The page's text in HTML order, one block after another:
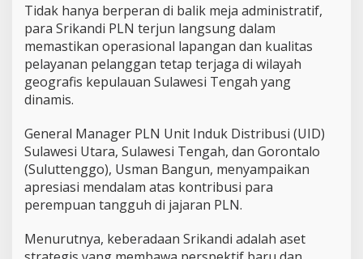
Tidak hanya berperan di balik meja administratif,
para Srikandi PLN terjun langsung dalam
memastikan operasional lapangan dan kualitas
pelayanan pelanggan tetap terjaga di wilayah
geografis kepulauan Sulawesi Tengah yang
dinamis.
General Manager PLN Unit Induk Distribusi (UID)
Sulawesi Utara, Sulawesi Tengah, dan Gorontalo
(Suluttenggo), Usman Bangun, menyampaikan
apresiasi mendalam atas kontribusi para
perempuan tangguh di jajaran PLN.
Menurutnya, keberadaan Srikandi adalah aset